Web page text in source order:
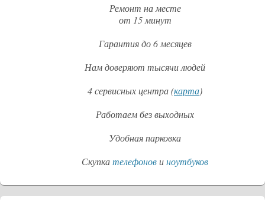
Ремонт на месте
от 15 минут
Гарантия до 6 месяцев
Нам доверяют тысячи людей
4 сервисных центра (карта)
Работаем без выходных
Удобная парковка
Скупкателефоновиноутбуков